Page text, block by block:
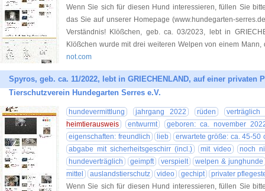
Wenn Sie sich für diesen Hund interessieren, füllen Sie
das Sie auf unserer Homepage (www.hundegarten-
Verständnis! Klößchen, geb. ca. 03/2023, lebt in
Klößchen wurde mit drei weiteren Welpen von einem Mann,
not.com
Spyros, geb. ca. 11/2022, lebt in GRIECHENLAND, auf einer privaten
Tierschutzverein Hundegarten Serres e.V.
hundevermittlung jahrgang 2022 rüden
verträglich
heimtierausweis
entwurmt
geboren: ca. november
eigenschaften: freundlich
lieb
erwartete größe: ca. 45-50
abgabe mit sicherheitsgeschirr (incl.)
mit video
noch
hundeverträglich
geimpft verspielt
welpen & junghunde
mittel
auslandstierschutz video gechipt
privater
Wenn Sie sich für diesen Hund interessieren, füllen Sie